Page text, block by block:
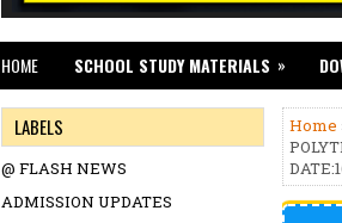
HOME SCHOOL STUDY MATERIALS »
Home
LABELS
@ FLASH NEWS
ADMISSION UPDATES